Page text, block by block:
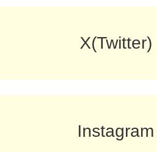
X(Twitter)
Instagram